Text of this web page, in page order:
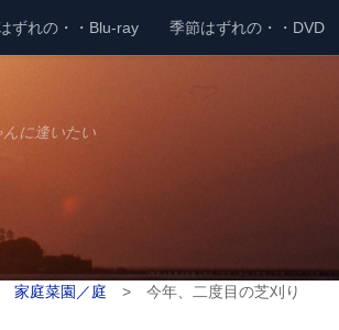
ずれの・・Blu-ray 季節はずれの・・DVD
んに逢いたい
家庭菜園／庭 > 今年、二度目の芝刈り